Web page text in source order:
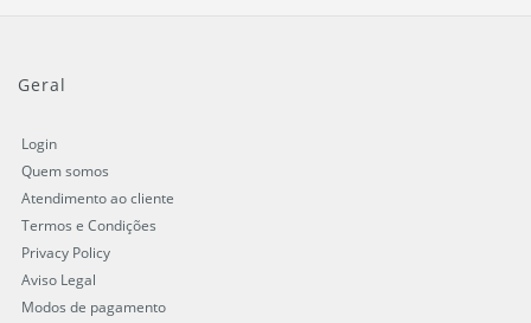
Geral
Login
Quem somos
Atendimento ao cliente
Termos e Condições
Privacy Policy
Aviso Legal
Modos de pagamento